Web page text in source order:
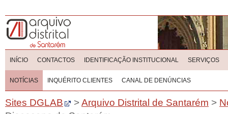
INÍCIO CONTACTOS IDENTIFICAÇÃO INSTITUCIONAL SERVIÇOS
NOTÍCIAS INQUÉRITO CLIENTES CANAL DE DENÚNCIAS
Sites DGLAB >Arquivo Distrital de Santarém >